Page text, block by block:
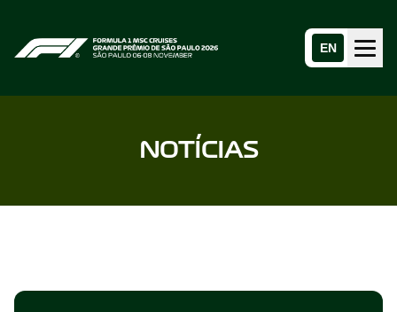
EN
NOTÍCIAS